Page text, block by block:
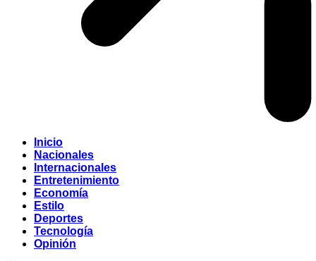
Inicio
Nacionales
Internacionales
Entretenimiento
Economía
Estilo
Deportes
Tecnología
Opinión